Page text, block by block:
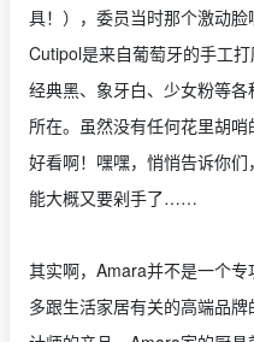
具！），委员当时那个激动
Cutipol是来自葡萄牙的手工
经典黑、象牙白、少女粉等
所在。虽然没有任何花里胡
好看啊！嘿嘿，悄悄告诉你
能大概又要剁手了……
其实啊，Amara并不是一个
多跟生活家居有关的高端品